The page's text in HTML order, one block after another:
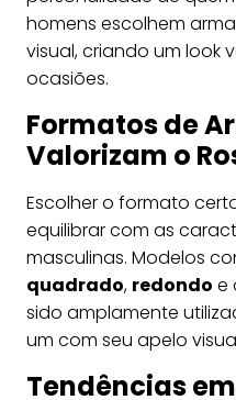
homens escolhem
visual, criando um look
ocasiões.
Formatos de
Valorizam o
Escolher o formato
equilibrar com as
masculinas. Modelos
quadrado, redondo e
sido amplamente
um com seu apelo
Tendências